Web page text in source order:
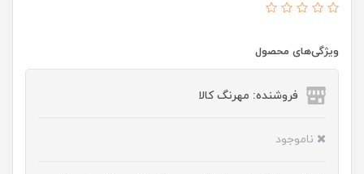
ویژگی‌های محصول
فروشنده: مهرنگ کالا
ناموجود